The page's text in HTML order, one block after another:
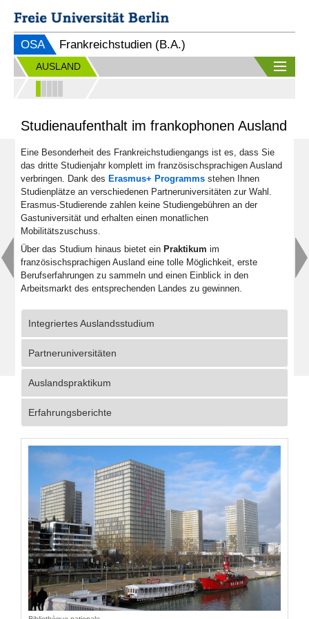
OSA Frankreichstudien (B.A.)
AUSLAND
Studienaufenthalt im frankophonen Ausland
Eine Besonderheit des Frankreichstudiengangs ist es, dass Sie
das dritte Studienjahr komplett im französischsprachigen Ausland
verbringen. Dank des Erasmus+ Programms stehen Ihnen
Studienplätze an verschiedenen Partneruniversitäten zur Wahl.
Erasmus-Studierende zahlen keine Studiengebühren an der
Gastuniversität und erhalten einen monatlichen
Mobilitätszuschuss.
Über das Studium hinaus bietet ein Praktikum im
französischsprachigen Ausland eine tolle Möglichkeit, erste
Berufserfahrungen zu sammeln und einen Einblick in den
Arbeitsmarkt des entsprechenden Landes zu gewinnen.
Integriertes Auslandsstudium
Partneruniversitäten
Auslandspraktikum
Erfahrungsberichte